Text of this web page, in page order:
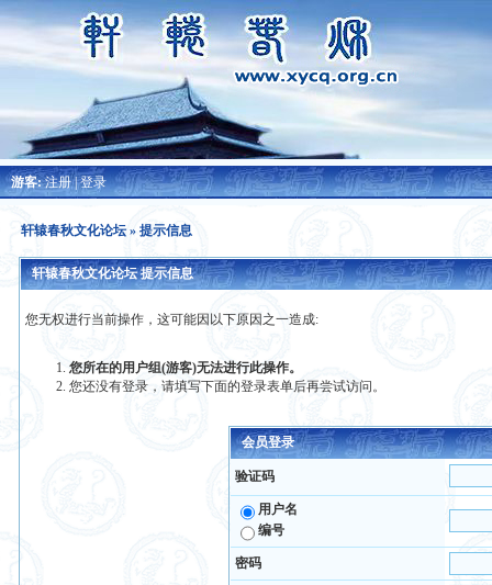
游客:注册|登录
轩辕春秋文化论坛» 提示信息
轩辕春秋文化论坛 提示信息
您无权进行当前操作，这可能因以下原因之一造成:
您所在的用户组(游客)无法进行此操作。
您还没有登录，请填写下面的登录表单后再尝试访问。
会员登录
验证码
用户名
编号
密码